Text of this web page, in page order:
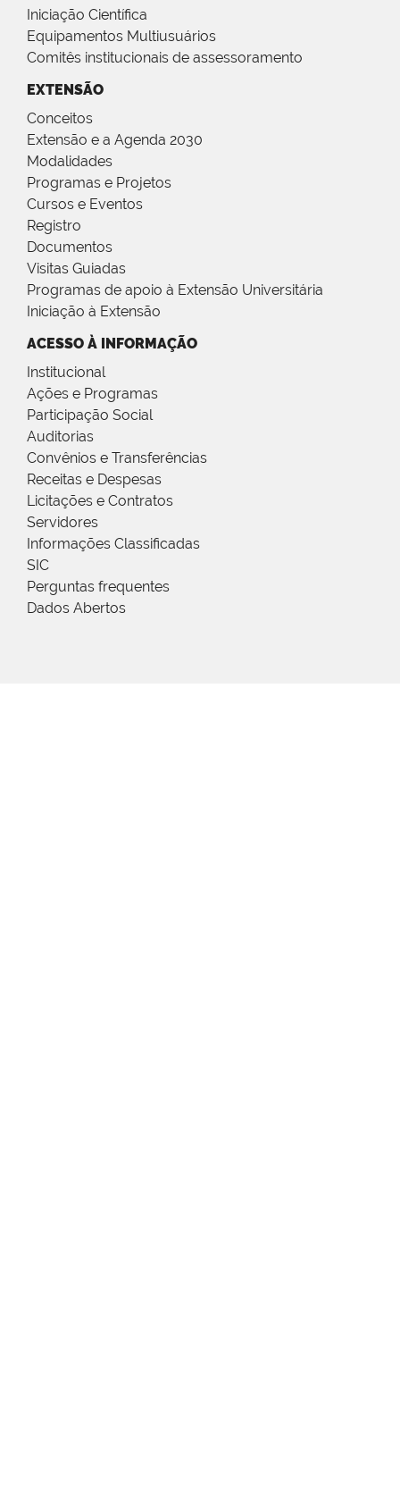
Iniciação Científica
Equipamentos Multiusuários
Comitês institucionais de assessoramento
EXTENSÃO
Conceitos
Extensão e a Agenda 2030
Modalidades
Programas e Projetos
Cursos e Eventos
Registro
Documentos
Visitas Guiadas
Programas de apoio à Extensão Universitária
Iniciação à Extensão
ACESSO À INFORMAÇÃO
Institucional
Ações e Programas
Participação Social
Auditorias
Convênios e Transferências
Receitas e Despesas
Licitações e Contratos
Servidores
Informações Classificadas
SIC
Perguntas frequentes
Dados Abertos